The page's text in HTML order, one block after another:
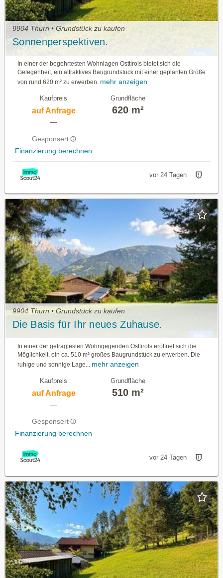
9904 Thurn • Grundstück zu kaufen
Sonnenperspektiven.
In einer der begehrtesten Wohnlagen Osttirols bietet sich die
Gelegenheit, ein attraktives Baugrundstück mit einer geplanten Größe
von rund 620 m² zu erwerben. mehr anzeigen
Kaufpreis
auf Anfrage
—
Gesponsert
Finanzierung berechnen
Grundfläche
620 m²
vor 24 Tagen
9904 Thurn • Grundstück zu kaufen
Die Basis für Ihr neues Zuhause.
In einer der gefragtesten Wohngegenden Osttirols eröffnet sich die
Möglichkeit, ein ca. 510 m² großes Baugrundstück zu erwerben. Die
ruhige und sonnige Lage...
mehr anzeigen
Kaufpreis
auf Anfrage
—
Gesponsert
Finanzierung berechnen
Grundfläche
510 m²
vor 24 Tagen